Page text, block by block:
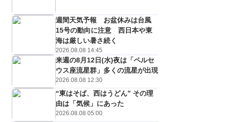
℃
26℃
14℃
20%
26 ℃
14℃
20 %
B
C
D
？
週間天気予報 お盆休みは台風
15号の動向に注意 西日本や東
海は厳しい暑さ続く
2026.08.08 14:45
来週の8月12日(水)夜は「ペルセ
ウス座流星群」多くの流星が出現
2026.08.08 12:30
“東はそば、西はうどん” その理
由は「気候」にあった
2026.08.08 05:00